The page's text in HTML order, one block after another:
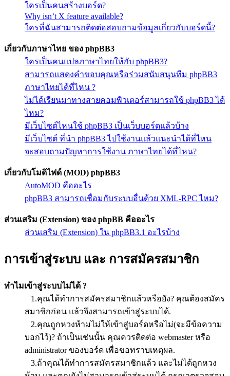
ใครเป็นคนสร้างบอร์ด?
Why isn’t X feature available?
ใครที่ฉันสามารถติดต่อสอบถามข้อมูลเกี่ยวกับบอร์ดนี้?
เกี่ยวกับภาษาไทย ของ phpBB3
ใครเป็นคนแปลภาษาไทยให้กับ phpBB3?
สามารถแสดงคำขอบคุณหรือร่วมสนับสนุนทีม phpBB3
ภาษาไทยได้ที่ไหน ?
ไม่ได้เรียนมาทางสายคอมพิวเตอร์สามารถใช้ phpBB3 ได้
ไหม?
มีเว็บไซต์ไหนใช้ phpBB3 เป็นเว็บบอร์ดแล้วบ้าง
มีเว็บไซต์ ที่นำ phpBB3 ไปใช้งานแล้วแนะนำได้ที่ไหน
จะสอบถามปัญหาการใช้งาน ภาษาไทยได้ที่ไหน?
เกี่ยวกับโมดิไฟด์ (MOD) phpBB3
AutoMOD คืออะไร
phpBB3 สามารถเชื่อมกับระบบอื่นด้วย XML-RPC ไหม?
ส่วนเสริม (Extension) ของ phpBB คืออะไร
ส่วนเสริม (Extension) ใน phpBB3.1 อะไรบ้าง
การเข้าสู่ระบบ และ การสมัครสมาชิก
ทำไมเข้าสู่ระบบไม่ได้ ?
1.คุณได้ทำการสมัครสมาชิกแล้วหรือยัง? คุณต้องสมัคร
สมาชิกก่อน แล้วจึงสามารถเข้าสู่ระบบได้.
2.คุณถูกหวงห้ามไม่ให้เข้าสู่บอร์ดหรือไม่(จะมีข้อความ
บอกไว้)? ถ้าเป็นเช่นนั้น คุณควรติดต่อ webmaster หรือ
administrator ของบอร์ด เพื่อขอทราบเหตุผล.
3.ถ้าคุณได้ทำการสมัครสมาชิกแล้ว และไม่ได้ถูกหวง